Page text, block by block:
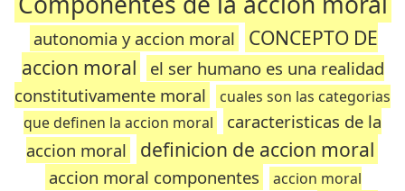
autonomia y accion moral
CONCEPTO DE
accion moral
el ser humano es una realidad
constitutivamente moral
cuales son las categorias
que definen la accion moral
caracteristicas de la
accion moral
definicion de accion moral
accion moral componentes
accion moral